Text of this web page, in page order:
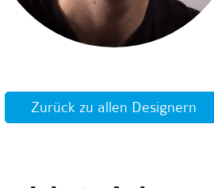
Zurück zu allen Designern